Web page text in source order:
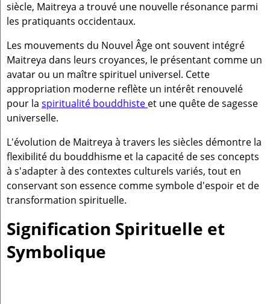
siècle, Maitreya a trouvé une nouvelle résonance parmi
les pratiquants occidentaux.
Les mouvements du Nouvel Âge ont souvent intégré
Maitreya dans leurs croyances, le présentant comme un
avatar ou un maître spirituel universel. Cette
appropriation moderne reflète un intérêt renouvelé
pour la spiritualité bouddhiste et une quête de sagesse
universelle.
L'évolution de Maitreya à travers les siècles démontre la
flexibilité du bouddhisme et la capacité de ses concepts
à s'adapter à des contextes culturels variés, tout en
conservant son essence comme symbole d'espoir et de
transformation spirituelle.
Signification Spirituelle et
Symbolique